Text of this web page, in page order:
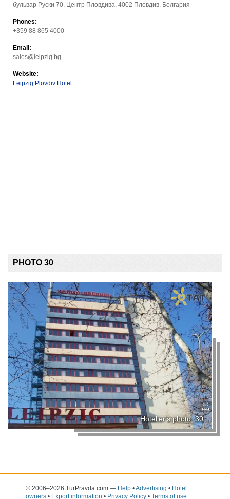
бульвар Руски 70, Центр Пловдива, 4002 Пловдив, Болгария
Phones:
+359 88 865 4000
Email:
sales@leipzig.bg
Website:
Leipzig Plovdiv Hotel
PHOTO 30
Hotelier's photo: 30
© 2006–2026 TurPravda.com — Help •Advertising • Hotel
owners • Export information • Privacy Policy • Terms of use